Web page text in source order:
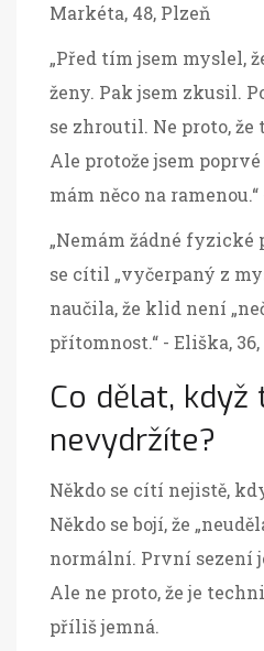
Markéta, 48, Plzeň
„Před tím jsem myslel,
ženy. Pak jsem zkusil.
se zhroutil. Ne proto, že
Ale protože jsem
mám něco na
„Nemám žádné fyzické
se cítil „vyčerpaný z
naučila, že klid není
přítomnost.“ - Eliška, 36,
Co dělat, když
nevydržíte?
Někdo se cítí nejistě,
Někdo se bojí, že
normální. První sezení
Ale ne proto, že je
příliš jemná.